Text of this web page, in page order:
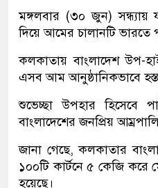
মঙ্গলবার (৩০ জুন) সন্ধ্যায়
দিয়ে আমের চালানটি ভারতে
কলকাতায় বাংলাদেশ উপ-
এসব আম আনুষ্ঠানিকভাবে
শুভেচ্ছা উপহার হিসেবে
বাংলাদেশের জনপ্রিয়
জানা গেছে, কলকাতার
১০০টি কার্টনে ৫ কেজি
হয়েছে।